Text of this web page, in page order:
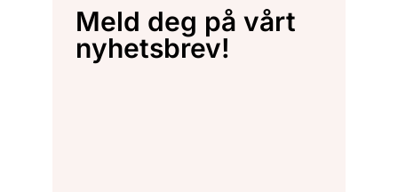
Meld deg på vårt
nyhetsbrev!